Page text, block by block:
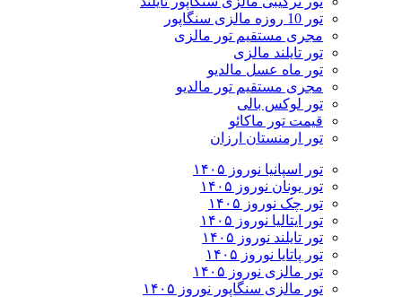
تور 10 روزه مالزی سنگاپور
مجری مستقیم تور مالزی
تور تایلند مالزی
تور ماه عسل مالدیو
مجری مستقیم تور مالدیو
تور لوکس بالی
قیمت تور ماکائو
تور ارمنستان ارزان
تور اسپانیا نوروز ۱۴۰۵
تور یونان نوروز ۱۴۰۵
تور چک نوروز ۱۴۰۵
تور ایتالیا نوروز ۱۴۰۵
تور تایلند نوروز ۱۴۰۵
تور پاتایا نوروز ۱۴۰۵
تور مالزی نوروز ۱۴۰۵
تور مالزی سنگاپور نوروز ۱۴۰۵